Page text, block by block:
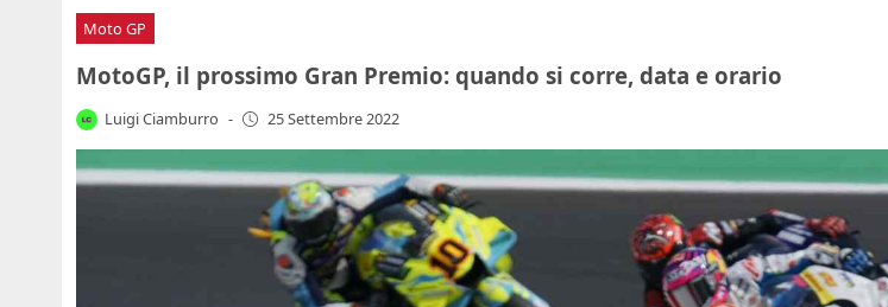
Moto GP
MotoGP, il prossimo Gran Premio: quando si corre, data e orario
Luigi Ciamburro - 25 Settembre 2022